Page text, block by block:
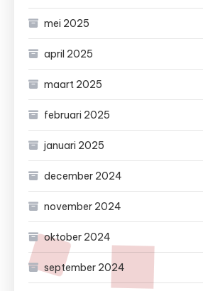
mei 2025
april 2025
maart 2025
februari 2025
januari 2025
december 2024
november 2024
oktober 2024
september 2024